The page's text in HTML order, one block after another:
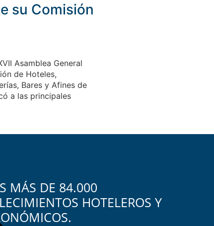
su Comisión
Asamblea General
de Hoteles,
Bares y Afines de
a las principales
MÁS DE 84.000
HOTELEROS Y